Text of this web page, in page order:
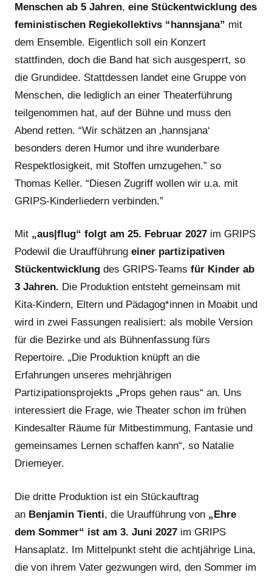
Menschen ab 5 Jahren, eine Stückentwicklung des
feministischen Regiekollektivs “hannsjana” mit
dem Ensemble. Eigentlich soll ein Konzert
stattfinden, doch die Band hat sich ausgesperrt, so
die Grundidee. Stattdessen landet eine Gruppe von
Menschen, die lediglich an einer Theaterführung
teilgenommen hat, auf der Bühne und muss den
Abend retten. “Wir schätzen an ‚hannsjana‘
besonders deren Humor und ihre wunderbare
Respektlosigkeit, mit Stoffen umzugehen.” so
Thomas Keller. “Diesen Zugriff wollen wir u.a. mit
GRIPS-Kinderliedern verbinden.”
Mit „aus|flug“ folgt am 25. Februar 2027 im GRIPS
Podewil die Uraufführung einer partizipativen
Stückentwicklung des GRIPS-Teams für Kinder ab
3 Jahren. Die Produktion entsteht gemeinsam mit
Kita-Kindern, Eltern und Pädagog*innen in Moabit und
wird in zwei Fassungen realisiert: als mobile Version
für die Bezirke und als Bühnenfassung fürs
Repertoire. „Die Produktion knüpft an die
Erfahrungen unseres mehrjährigen
Partizipationsprojekts „Props gehen raus“ an. Uns
interessiert die Frage, wie Theater schon im frühen
Kindesalter Räume für Mitbestimmung, Fantasie und
gemeinsames Lernen schaffen kann“, so Natalie
Driemeyer.
Die dritte Produktion ist ein Stückauftrag
an Benjamin Tienti, die Uraufführung von „Ehre
dem Sommer“ ist am 3. Juni 2027 im GRIPS
Hansaplatz. Im Mittelpunkt steht die achtjährige Lina,
die von ihrem Vater gezwungen wird, den Sommer im